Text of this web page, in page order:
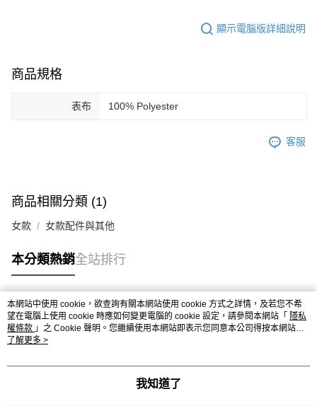
顯示電腦版詳細說明
商品規格
表布 100% Polyester
客服
商品相關分類 (1)
女款 女款配件與其他
本分類熱銷全站排行
熱門標籤
本網站中使用 cookie，欲查詢有關本網站使用 cookie 方式之詳情，及若您不希
望在電腦上使用 cookie 時應如何變更電腦的 cookie 設定，請參閱本網站「 隱私
權條款 」之 Cookie 聲明。您繼續使用本網站即表示您同意本公司得按本網站使
用條款之 Cookie 聲明使用 cookie。
了解更多 >
我知道了